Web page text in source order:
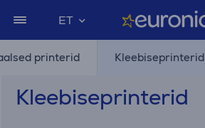
ET
printerid Kleebiseprinterid
Kleebiseprinterid